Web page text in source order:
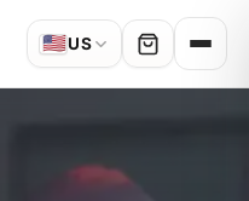
🇺🇸US